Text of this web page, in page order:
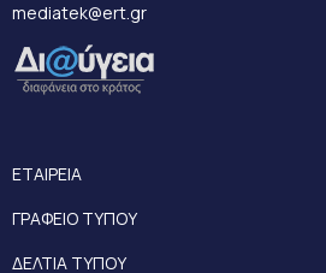
mediatek@ert.gr
ΕΤΑΙΡΕΙΑ
ΓΡΑΦΕΙΟ ΤΥΠΟΥ
ΔΕΛΤΙΑ ΤΥΠΟΥ